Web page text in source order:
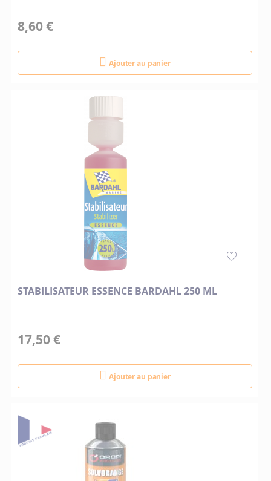
8,60 €
Ajouter au panier
STABILISATEUR ESSENCE BARDAHL 250 ML
17,50 €
Ajouter au panier